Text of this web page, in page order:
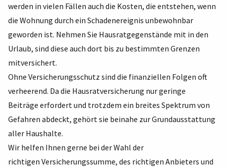
werden in vielen Fällen auch die Kosten, die entstehen, wenn
die Wohnung durch ein Schadenereignis unbewohnbar
geworden ist. Nehmen Sie Hausratgegenstände mit in den
Urlaub, sind diese auch dort bis zu bestimmten Grenzen
mitversichert.
Ohne Versicherungsschutz sind die finanziellen Folgen oft
verheerend. Da die Hausratversicherung nur geringe
Beiträge erfordert und trotzdem ein breites Spektrum von
Gefahren abdeckt, gehört sie beinahe zur Grundausstattung
aller Haushalte.
Wir helfen Ihnen gerne bei der Wahl der
richtigen Versicherungssumme, des richtigen Anbieters und